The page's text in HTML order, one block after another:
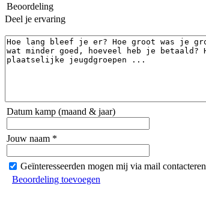
Beoordeling
Deel je ervaring
Datum kamp (maand & jaar)
Jouw naam *
Geïnteresseerden mogen mij via mail contacteren
Beoordeling toevoegen